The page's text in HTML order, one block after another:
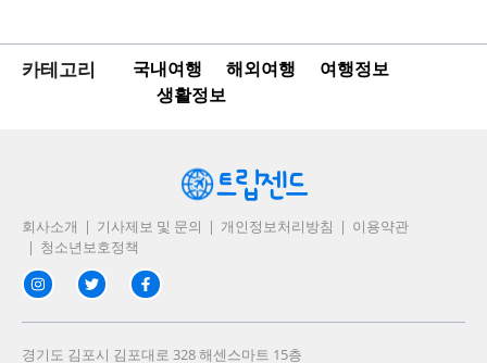
카테고리 국내여행 해외여행
여행정보
생활정보
회사소개 기사제보 및 문의 개인정보처리방침
이용약관
청소년보호정책
경기도 김포시 김포대로 328 해센스마트 15층